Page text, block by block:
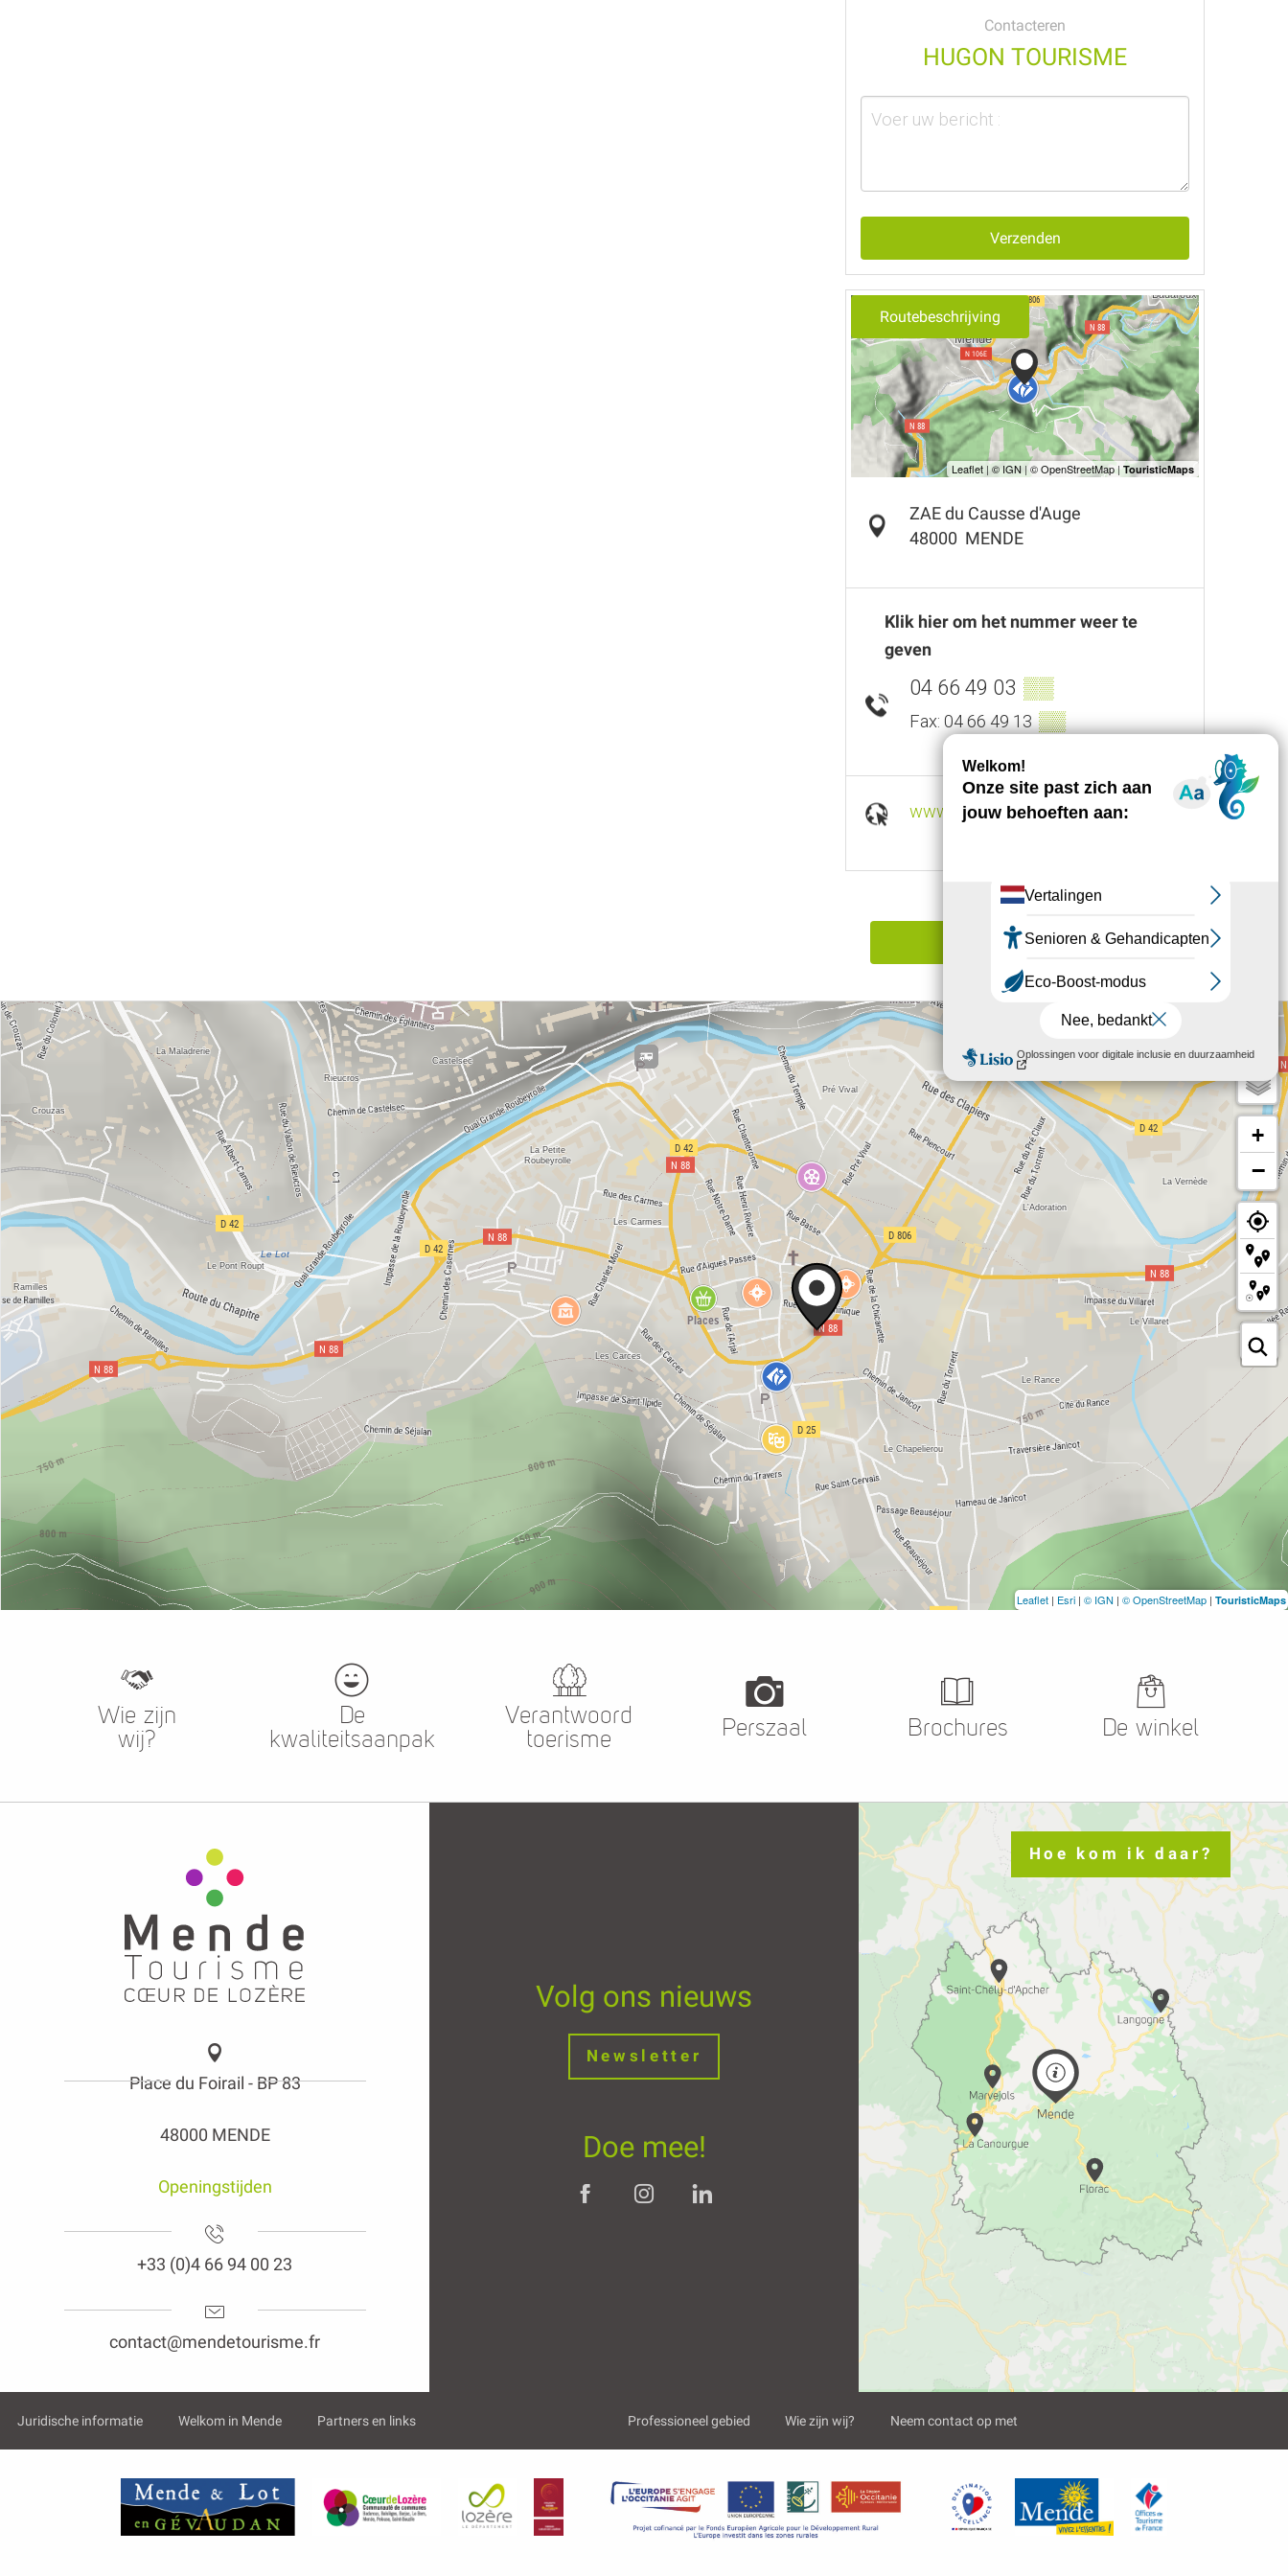
Contacteren
HUGON TOURISME
Verzenden
Routebeschrijving
ZAE du Causse d'Auge
48000 MENDE
Klik hier om het nummer weer te
geven
04 66 49 03 ▒▒
Fax: 04 66 49 13▒▒
www.hugon-tourisme.com
Een fout melden
+
−
Leaflet | Esri | © IGN | © OpenStreetMap | TouristicMaps
Wie zijn
wij?
De
kwaliteitsaanpak
Verantwoord
toerisme
Perszaal Brochures De winkel
Place du Foirail - BP 83
48000 MENDE
Openingstijden
+33 (0)4 66 94 00 23
contact@mendetourisme.fr
Volg ons nieuws
Newsletter
Doe mee!
Hoe kom ik daar?
Juridische informatie Welkom in Mende Partners en links Professioneel gebied Wie zijn wij? Neem contact op met